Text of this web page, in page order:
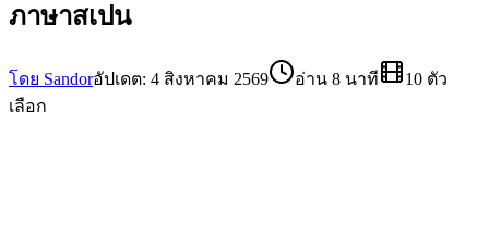
ภาษาสเปน
โดย Sandorอัปเดต: 4 สิงหาคม 2569 อ่าน 8 นาที
10 ตัว
เลือก